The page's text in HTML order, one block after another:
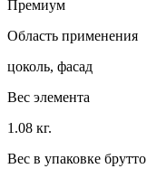
Премиум
Область применения
цоколь, фасад
Вес элемента
1.08 кг.
Вес в упаковке брутто